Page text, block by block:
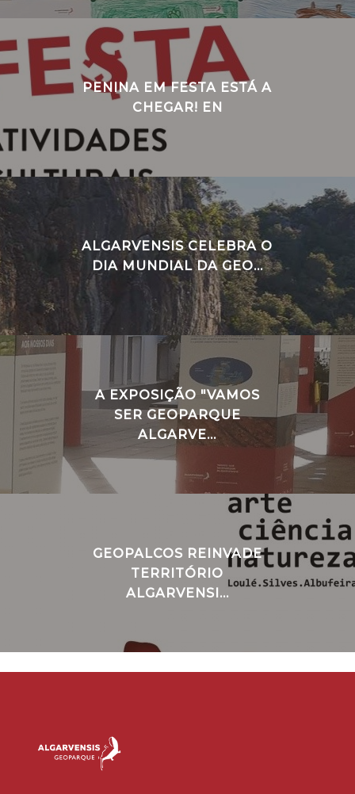
PENINA EM FESTA ESTÁ A
CHEGAR! EN
ALGARVENSIS CELEBRA O
DIA MUNDIAL DA GEO...
A EXPOSIÇÃO "VAMOS
SER GEOPARQUE
ALGARVE...
GEOPALCOS REINVADE
TERRITÓRIO
ALGARVENSI...